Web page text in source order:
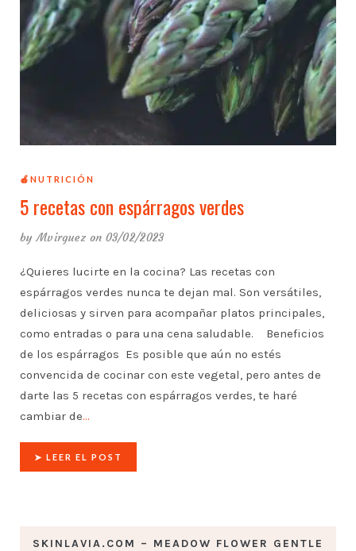
🍎NUTRICIÓN
5 recetas con espárragos verdes
byMvirguez on 03/02/2023
¿Quieres lucirte en la cocina? Las recetas con
espárragos verdes nunca te dejan mal. Son versátiles,
deliciosas y sirven para acompañar platos principales,
como entradas o para una cena saludable. Beneficios
de los espárragos Es posible que aún no estés
convencida de cocinar con este vegetal, pero antes de
darte las 5 recetas con espárragos verdes, te haré
cambiar de…
➤ LEER EL POST
SKINLAVIA.COM – MEADOW FLOWER GENTLE